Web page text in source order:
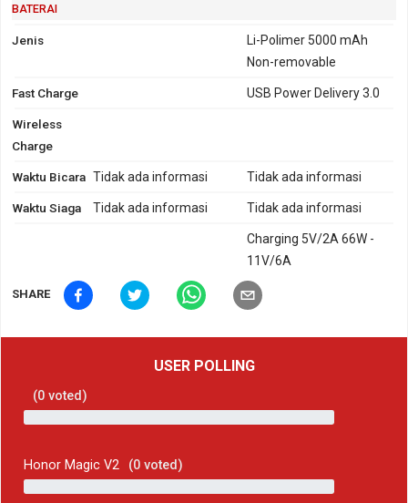
BATERAI
Jenis
Li-Polimer 5000 mAh
Non-removable
Fast Charge USB Power Delivery 3.0
Wireless
Charge
Waktu Bicara Tidak ada informasi Tidak ada informasi
Waktu Siaga Tidak ada informasi Tidak ada informasi
Charging 5V/2A 66W -
11V/6A
SHARE
USER POLLING
(0 voted)
Honor Magic V2 (0 voted)